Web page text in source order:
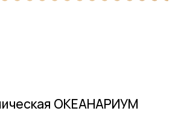
ОКЕАНАРИУМ